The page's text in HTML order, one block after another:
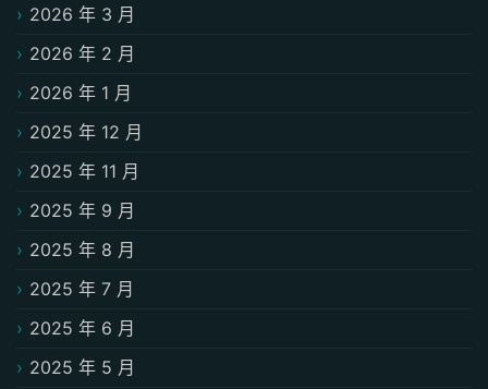
2026 年 3 月
2026 年 2 月
2026 年 1 月
2025 年 12 月
2025 年 11 月
2025 年 9 月
2025 年 8 月
2025 年 7 月
2025 年 6 月
2025 年 5 月